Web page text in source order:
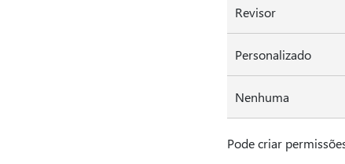
Revisor
Personalizado
Nenhuma
Pode criar